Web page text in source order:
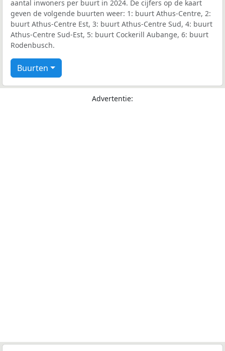
aantal inwoners per buurt in 2024. De cijfers op de kaart
geven de volgende buurten weer: 1: buurt Athus-Centre, 2:
buurt Athus-Centre Est, 3: buurt Athus-Centre Sud, 4: buurt
Athus-Centre Sud-Est, 5: buurt Cockerill Aubange, 6: buurt
Rodenbusch.
Buurten
Advertentie: